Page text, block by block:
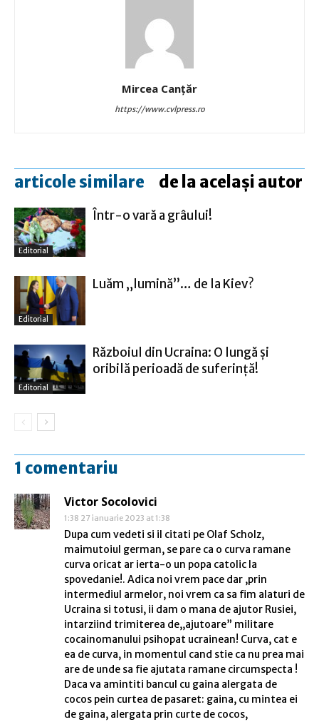
Mircea Canţăr
https://www.cvlpress.ro
articole similare de la același autor
Editorial
Într-o vară a grâului!
Editorial
Luăm „lumină”… de la Kiev?
Editorial
Războiul din Ucraina: O lungă şi
oribilă perioadă de suferinţă!
1 comentariu
Victor Socolovici
1:38 27 ianuarie 2023 at 1:38
Dupa cum vedeti si il citati pe Olaf Scholz,
maimutoiul german, se pare ca o curva ramane
curva oricat ar ierta-o un popa catolic la
spovedanie!. Adica noi vrem pace dar ,prin
intermediul armelor, noi vrem ca sa fim alaturi de
Ucraina si totusi, ii dam o mana de ajutor Rusiei,
intarziind trimiterea de,,ajutoare” militare
cocainomanului psihopat ucrainean! Curva, cat e
ea de curva, in momentul cand stie ca nu prea mai
are de unde sa fie ajutata ramane circumspecta !
Daca va amintiti bancul cu gaina alergata de
cocos pein curtea de pasaret: gaina, cu mintea ei
de gaina, alergata prin curte de cocos,